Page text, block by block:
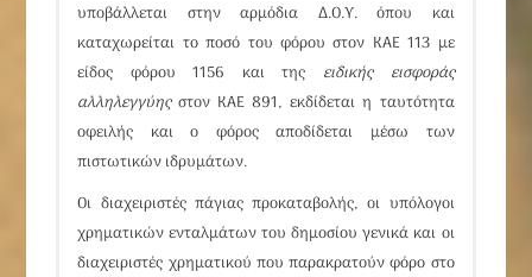
υποβάλλεται στην αρμόδια Δ.Ο.Υ. όπου και
καταχωρείται το ποσό του φόρου στον ΚΑΕ 113 με
είδος φόρου 1156 και της ειδικής εισφοράς
αλληλεγγύηςστον ΚΑΕ 891, εκδίδεται η ταυτότητα
οφειλής και ο φόρος αποδίδεται μέσω των
πιστωτικών ιδρυμάτων.
Οι διαχειριστές πάγιας προκαταβολής, οι υπόλογοι
χρηματικών ενταλμάτων του δημοσίου γενικά και οι
διαχειριστές χρηματικού που παρακρατούν φόρο στο